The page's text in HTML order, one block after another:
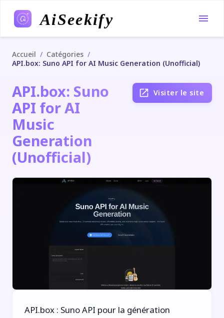
AiSeekify
Accueil / Catégories /
API.box: Suno API for AI Music Generation (Unofficial)
API.box: Suno
API for AI
Music
Generation
(Unofficial)
Visiter le site
API.box : Suno API pour la génération